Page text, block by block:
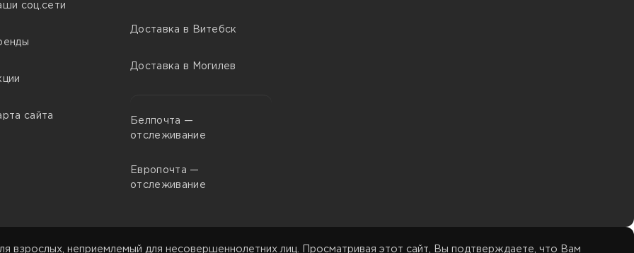
соц.сети
сайта
Доставка в Витебск
Доставка в Могилев
Белпочта —
отслеживание
Европочта —
отслеживание
взрослых, неприемлемый для несовершеннолетних лиц. Просматривая этот сайт, Вы подтверждаете, что Вам